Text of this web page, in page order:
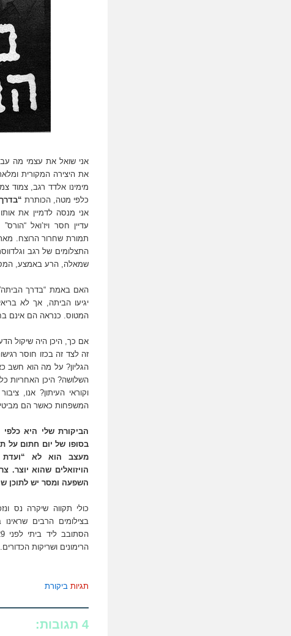
אני שואל את עצמי מה
את היצירה המקורית
מימינו אלדד רגב, צמוד
כלפי מטה, הכותרת
אני מנסה לדמיין את
עדיין חסר ויז’ואל
תמורת שחרור הרוצח.
התצלומים של רגב
שמאלה, הרע באמצע,
האם באמת “בדרך
יגיעו הביתה, אך לא
המטוס. כנראה הם אינם
אם כך, היכן היה שיקול
זה לצד זה בכזו חוסר
הגליון? על מה הוא חשב
השלושה? היכן האחריות
וקוראי העיתון? אנו,
המשפחות כאשר הם
הביקורת שלי היא כלפי
בסופו של יום חתום על
מעצב הוא לא “ועדת
הויזואלים שהוא יוצר.
השפעה ומסר יש לתוכן
כולי תקווה שיקרה נס
בצילומים הרבים
הרימונים ושריקות הכדורים.
תגיות ביקורת
4 תגובות: